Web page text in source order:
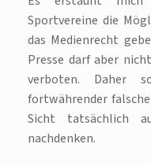
Sportvereine die
das Medienrecht
Presse darf aber
verboten. Daher
fortwährender
Sicht tatsächlich
nachdenken.